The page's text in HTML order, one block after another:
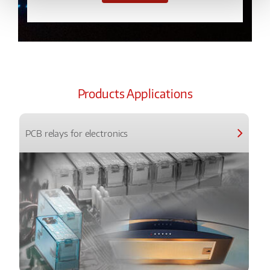
Products Applications
PCB relays for electronics